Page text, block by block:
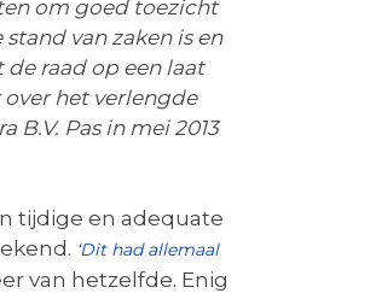
om goed toezicht
van zaken is en
raad op een laat
het verlengde
B.V. Pas in mei 2013
tijdige en adequate
‘Dit had allemaal
van hetzelfde. Enig